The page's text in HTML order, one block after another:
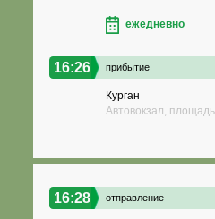
ежедневно
16:26 прибытие
Курган
Автовокзал,
16:28 отправление